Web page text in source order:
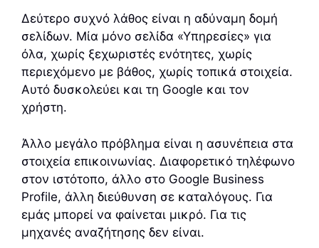
Δεύτερο συχνό λάθος είναι η αδύναμη δομή
σελίδων. Μία μόνο σελίδα «Υπηρεσίες» για
όλα, χωρίς ξεχωριστές ενότητες, χωρίς
περιεχόμενο με βάθος, χωρίς τοπικά στοιχεία.
Αυτό δυσκολεύει και τη Google και τον
χρήστη.
Άλλο μεγάλο πρόβλημα είναι η ασυνέπεια στα
στοιχεία επικοινωνίας. Διαφορετικό τηλέφωνο
στον ιστότοπο, άλλο στο Google Business
Profile, άλλη διεύθυνση σε καταλόγους. Για
εμάς μπορεί να φαίνεται μικρό. Για τις
μηχανές αναζήτησης δεν είναι.